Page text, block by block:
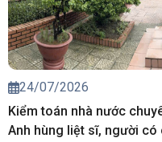
24/07/2026
Kiểm toán nhà nước
Anh hùng liệt sĩ, người có